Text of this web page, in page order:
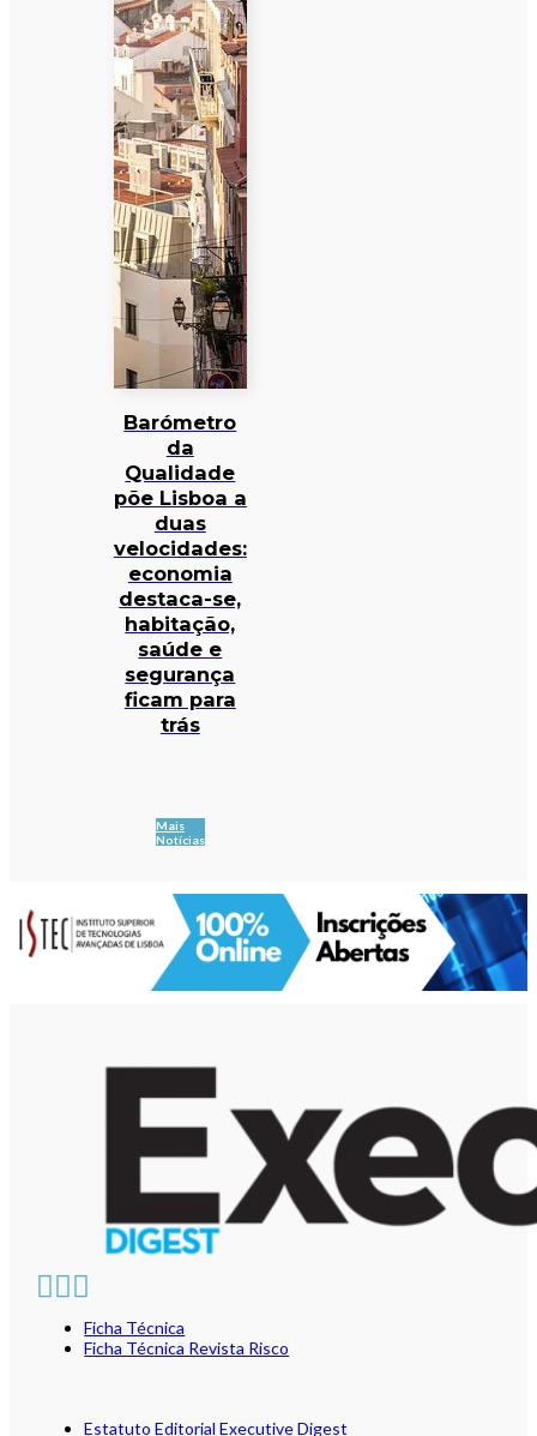
Barómetro
da
Qualidade
põe Lisboa a
duas
velocidades:
economia
destaca-se,
habitação,
saúde e
segurança
ficam para
trás
Mais
Notícias
Ficha Técnica
Ficha Técnica Revista Risco
Estatuto Editorial Executive Digest